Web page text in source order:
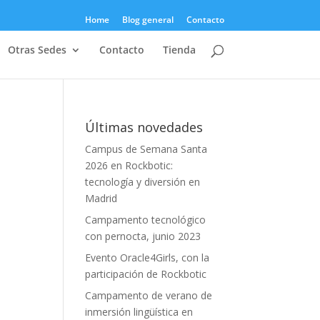
Home Blog general Contacto
Otras Sedes Contacto Tienda
Últimas novedades
Campus de Semana Santa
2026 en Rockbotic:
tecnología y diversión en
Madrid
Campamento tecnológico
con pernocta, junio 2023
Evento Oracle4Girls, con la
participación de Rockbotic
Campamento de verano de
inmersión lingüística en